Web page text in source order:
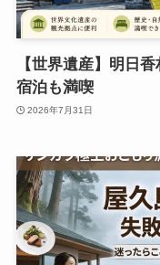
【世界遺産】明日
宿泊も満喫
2026年7月31日